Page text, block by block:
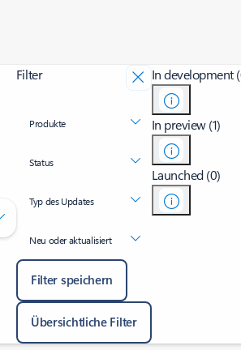
Filter
Produkte
Status
Typ des Updates
Neu oder aktualisiert
Filter speichern
Übersichtliche Filter
In development
In preview (1)
Launched (0)